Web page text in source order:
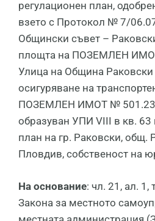
регулационен план,
взето с Протокол № 7/
Общински съвет –
площта на ПОЗЕМЛЕН
Улица на Община
осигуряване на
ПОЗЕМЛЕН ИМОТ №
образуван УПИ VIII в кв. 63
план на гр. Раковски, общ.
Пловдив, собственост на
На основание: чл. 21, ал. 1,
Закона за местното